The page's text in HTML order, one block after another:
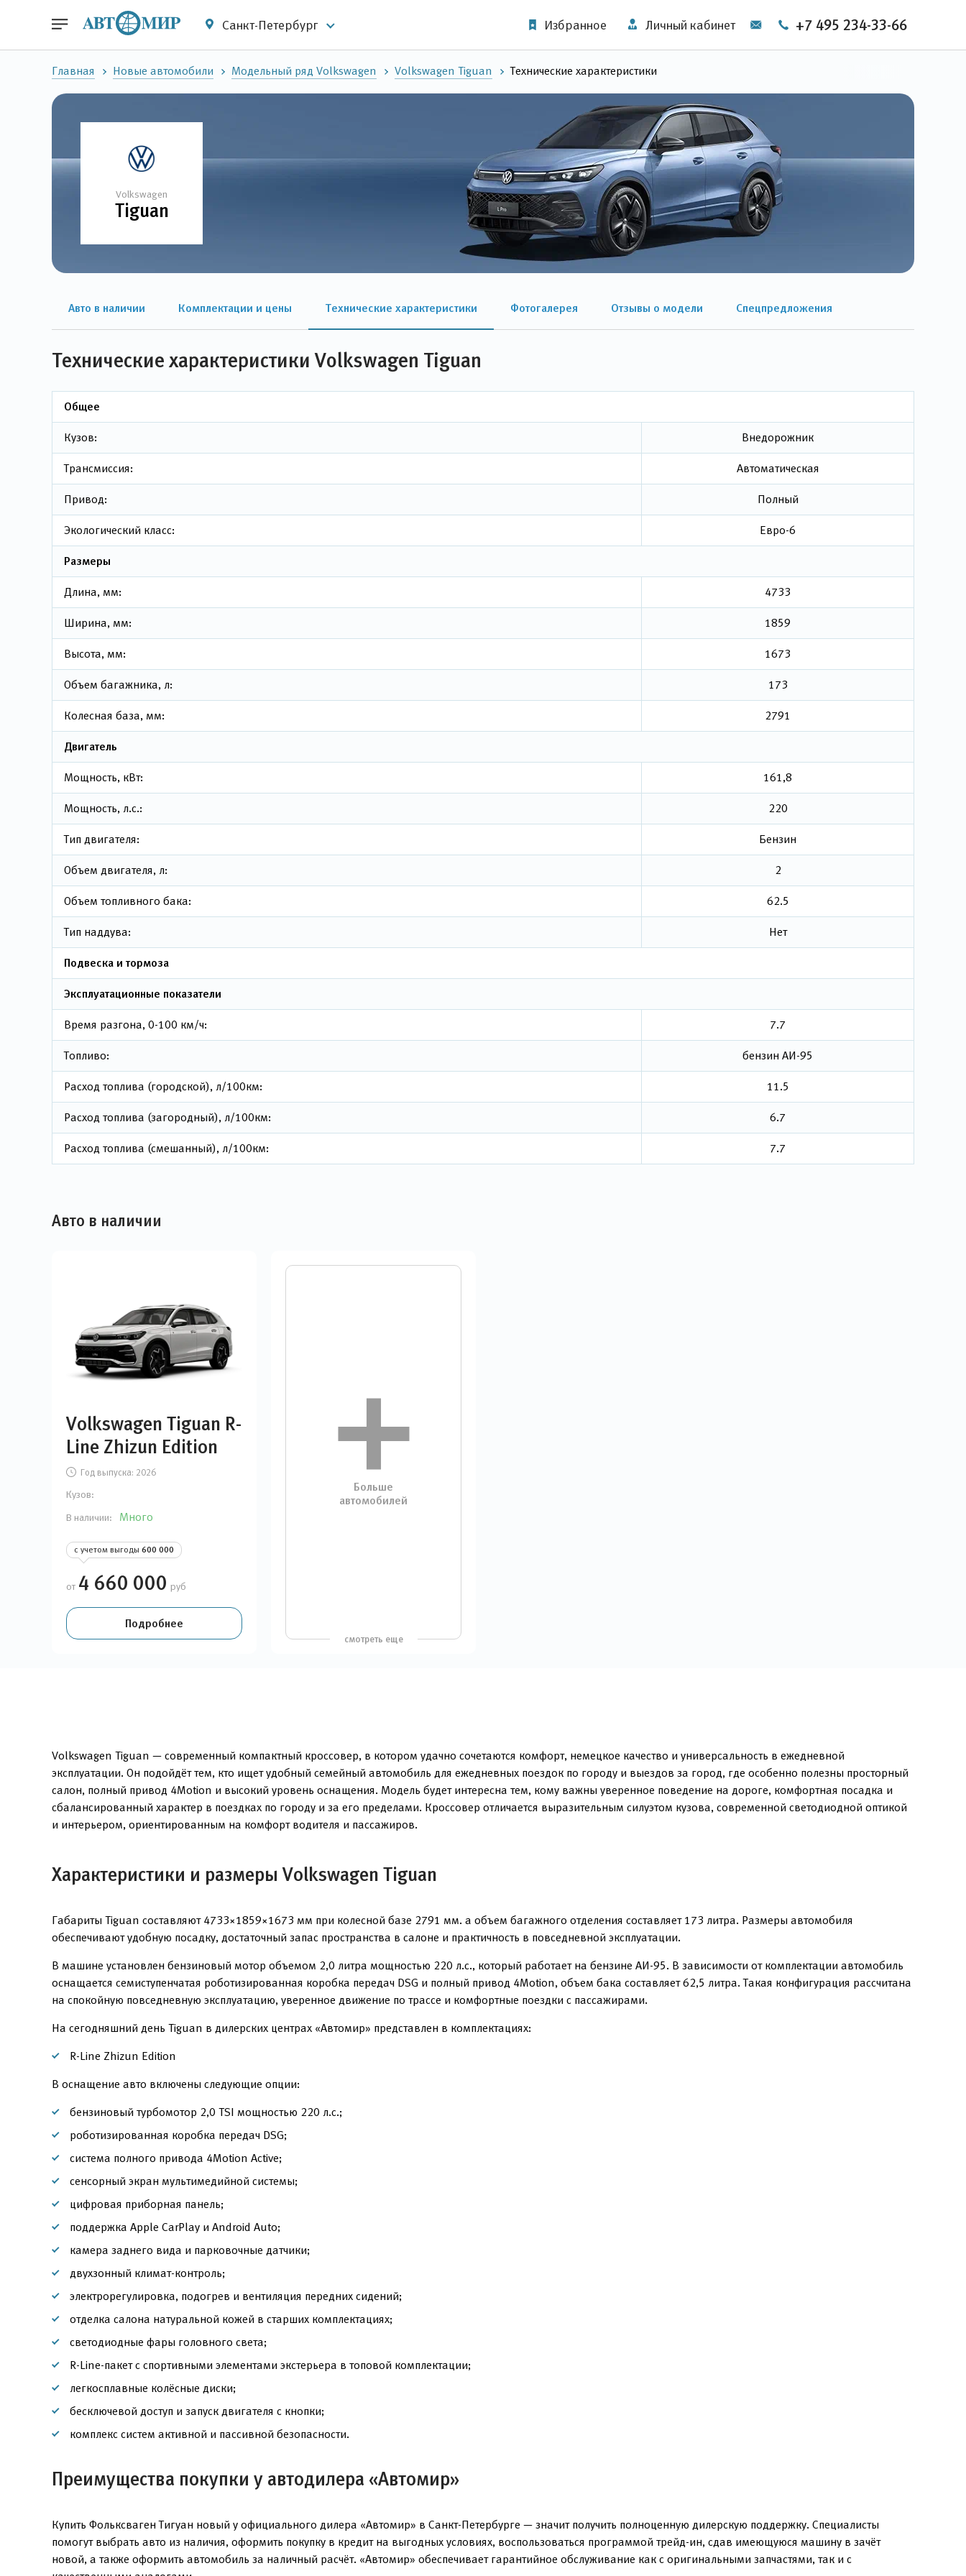
Санкт-Петербург Избранное Личный кабинет +7 495 234-33-66
Главная Новые автомобили Модельный ряд Volkswagen Volkswagen Tiguan Технические характеристики
Volkswagen
Tiguan
Авто в наличии Комплектации и цены Технические характеристики Фотогалерея Отзывы о модели Спецпредложения
Технические характеристики Volkswagen Tiguan
Общее
Кузов: Внедорожник
Трансмиссия: Автоматическая
Привод: Полный
Экологический класс: Евро-6
Размеры
Длина, мм: 4733
Ширина, мм: 1859
Высота, мм: 1673
Объем багажника, л: 173
Колесная база, мм: 2791
Двигатель
Мощность, кВт: 161,8
Мощность, л.с.: 220
Тип двигателя: Бензин
Объем двигателя, л: 2
Объем топливного бака: 62.5
Тип наддува: Нет
Подвеска и тормоза
Эксплуатационные показатели
Время разгона, 0-100 км/ч: 7.7
Топливо: бензин АИ-95
Расход топлива (городской), л/100км: 11.5
Расход топлива (загородный), л/100км: 6.7
Расход топлива (смешанный), л/100км: 7.7
Авто в наличии
Volkswagen Tiguan R-
Line Zhizun Edition
Год выпуска: 2026
Кузов:
В наличии:
Много
с учетом выгоды 600 000
от 4 660 000 руб
Подробнее
Больше
автомобилей
смотреть еще
Volkswagen Tiguan — современный компактный кроссовер, в котором удачно сочетаются комфорт, немецкое качество и универсальность в ежедневной
эксплуатации. Он подойдёт тем, кто ищет удобный семейный автомобиль для ежедневных поездок по городу и выездов за город, где особенно полезны просторный
салон, полный привод 4Motion и высокий уровень оснащения. Модель будет интересна тем, кому важны уверенное поведение на дороге, комфортная посадка и
сбалансированный характер в поездках по городу и за его пределами. Кроссовер отличается выразительным силуэтом кузова, современной светодиодной оптикой
и интерьером, ориентированным на комфорт водителя и пассажиров.
Характеристики и размеры Volkswagen Tiguan
Габариты Tiguan составляют 4733×1859×1673 мм при колесной базе 2791 мм. а объем багажного отделения составляет 173 литра. Размеры автомобиля
обеспечивают удобную посадку, достаточный запас пространства в салоне и практичность в повседневной эксплуатации.
В машине установлен бензиновый мотор объемом 2,0 литра мощностью 220 л.с., который работает на бензине АИ-95. В зависимости от комплектации автомобиль
оснащается семиступенчатая роботизированная коробка передач DSG и полный привод 4Motion, объем бака составляет 62,5 литра. Такая конфигурация рассчитана
на спокойную повседневную эксплуатацию, уверенное движение по трассе и комфортные поездки с пассажирами.
На сегодняшний день Tiguan в дилерских центрах «Автомир» представлен в комплектациях:
R-Line Zhizun Edition
В оснащение авто включены следующие опции:
бензиновый турбомотор 2,0 TSI мощностью 220 л.с.;
роботизированная коробка передач DSG;
система полного привода 4Motion Active;
сенсорный экран мультимедийной системы;
цифровая приборная панель;
поддержка Apple CarPlay и Android Auto;
камера заднего вида и парковочные датчики;
двухзонный климат-контроль;
электрорегулировка, подогрев и вентиляция передних сидений;
отделка салона натуральной кожей в старших комплектациях;
светодиодные фары головного света;
R-Line-пакет с спортивными элементами экстерьера в топовой комплектации;
легкосплавные колёсные диски;
бесключевой доступ и запуск двигателя с кнопки;
комплекс систем активной и пассивной безопасности.
Преимущества покупки у автодилера «Автомир»
Купить Фольксваген Тигуан новый у официального дилера «Автомир» в Санкт-Петербурге — значит получить полноценную дилерскую поддержку. Специалисты
помогут выбрать авто из наличия, оформить покупку в кредит на выгодных условиях, воспользоваться программой трейд-ин, сдав имеющуюся машину в зачёт
новой, а также оформить автомобиль за наличный расчёт. «Автомир» обеспечивает гарантийное обслуживание как с оригинальными запчастями, так и с